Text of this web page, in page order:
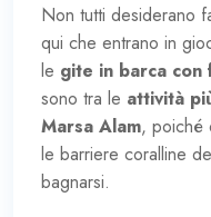
Non tutti desiderano
qui che entrano in
le gite in barca
sono tra le attività
Marsa Alam, poiché
le barriere coralline
bagnarsi.